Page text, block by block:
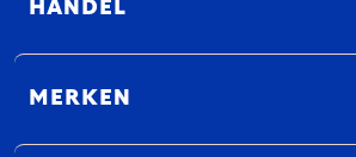
HANDEL
MERKEN